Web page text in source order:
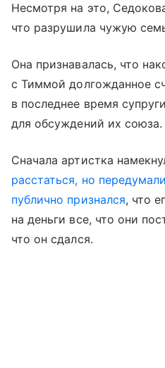
Несмотря на это,
что разрушила чужую
Она признавалась, что
с Тиммой долгожданное
в последнее время
для обсуждений их союза.
Сначала артистка
расстаться, но передумали
публично признался, что
на деньги все, что они
что он сдался.